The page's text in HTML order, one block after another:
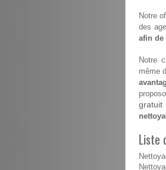
Notre
des
afin de
Notre
même
gratuit
Liste